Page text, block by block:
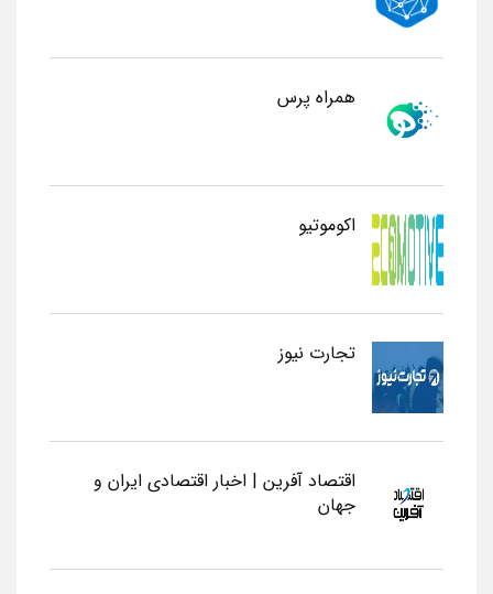
همراه پرس
اکوموتیو
تجارت نیوز
اقتصاد آفرین | اخبار اقتصادی ایران و
جهان